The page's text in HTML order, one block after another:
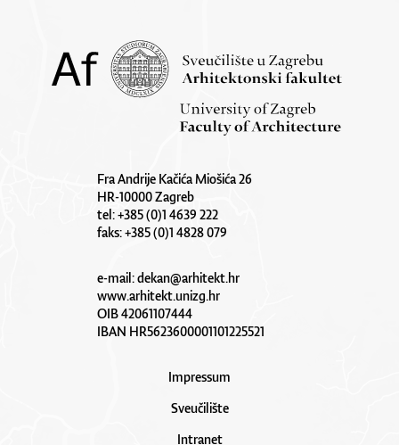
Fra Andrije Kačića Miošića 26
HR-10000 Zagreb
tel: +385 (0)1 4639 222
faks: +385 (0)1 4828 079
e-mail:dekan@arhitekt.hr
www.arhitekt.unizg.hr
OIB 42061107444
IBAN HR5623600001101225521
Impressum
Sveučilište
Intranet